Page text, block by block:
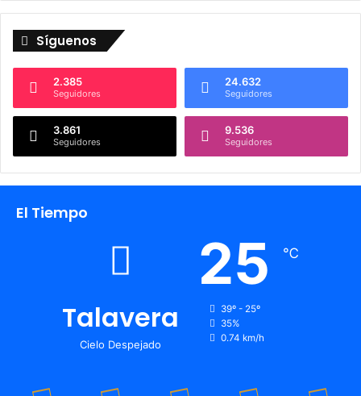
Síguenos
2.385
Seguidores
24.632
Seguidores
3.861
Seguidores
9.536
Seguidores
El Tiempo
Talavera
Cielo Despejado
25 ℃
39º - 25º
35%
0.74 km/h